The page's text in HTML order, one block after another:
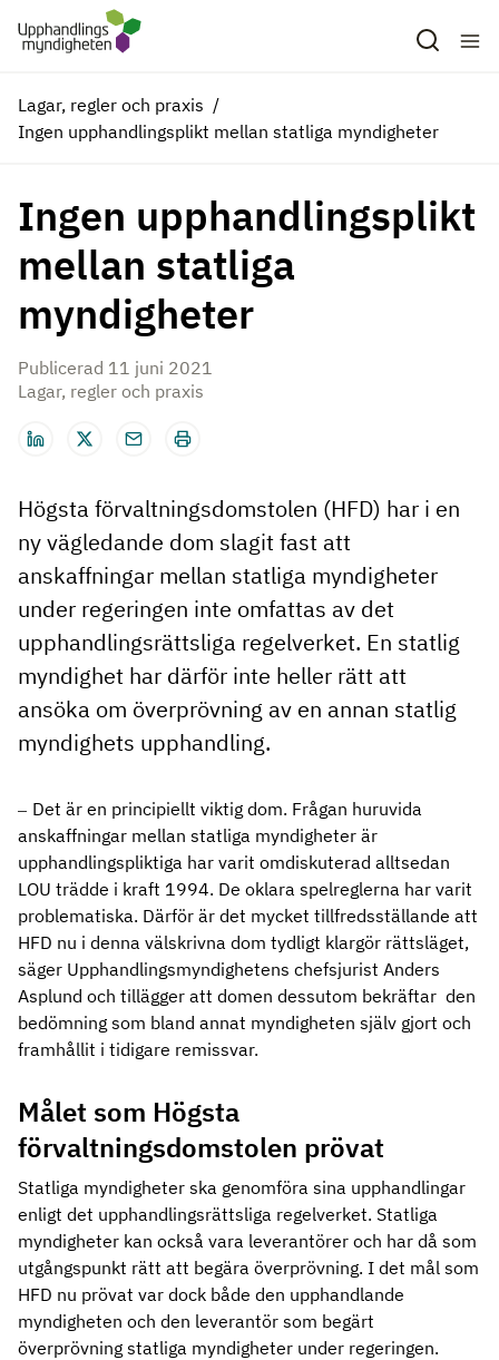
Hoppa till huvudinnehåll
Lagar, regler och praxis
Ingen upphandlingsplikt mellan statliga myndigheter
Ingen upphandlingsplikt
mellan statliga
myndigheter
Publicerad 11 juni 2021
Lagar, regler och praxis
Högsta förvaltningsdomstolen (HFD) har i en
ny vägledande dom slagit fast att
anskaffningar mellan statliga myndigheter
under regeringen inte omfattas av det
upphandlingsrättsliga regelverket. En statlig
myndighet har därför inte heller rätt att
ansöka om överprövning av en annan statlig
myndighets upphandling.
– Det är en principiellt viktig dom. Frågan huruvida
anskaffningar mellan statliga myndigheter är
upphandlingspliktiga har varit omdiskuterad alltsedan
LOU trädde i kraft 1994. De oklara spelreglerna har varit
problematiska. Därför är det mycket tillfredsställande att
HFD nu i denna välskrivna dom tydligt klargör rättsläget,
säger Upphandlingsmyndighetens chefsjurist Anders
Asplund och tillägger att domen dessutom bekräftar den
bedömning som bland annat myndigheten själv gjort och
framhållit i tidigare remissvar.
Målet som Högsta
förvaltningsdomstolen prövat
Statliga myndigheter ska genomföra sina upphandlingar
enligt det upphandlingsrättsliga regelverket. Statliga
myndigheter kan också vara leverantörer och har då som
utgångspunkt rätt att begära överprövning. I det mål som
HFD nu prövat var dock både den upphandlande
myndigheten och den leverantör som begärt
överprövning statliga myndigheter under regeringen.